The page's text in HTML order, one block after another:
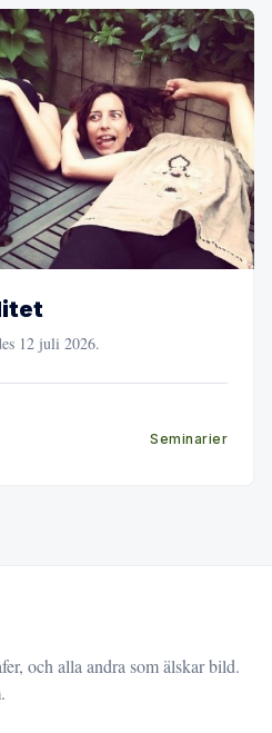
12 juli 2026.
Seminarier
och alla andra som älskar bild.